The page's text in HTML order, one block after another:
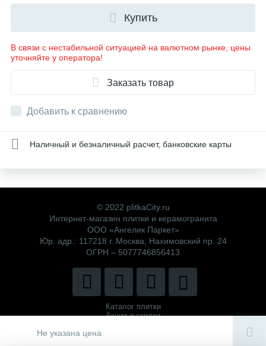
Не указана цена
Купить
В связи с нестабильной ситуацией на валютном рынке, цены
уточняйте у оператора!
Заказать товар
Добавить к сравнению
Наличный и безналичный расчет, банковские карты
© 2022 plitkaCity.ru
Интернет-магазин плитки и керамогранита
ООО «Ангелик Паркет»
Юр. адр.: 117218 г. Москва, Нахимовский пр. 24
ОГРН – 5077746856413
Каталог плитки
Акции и скидки